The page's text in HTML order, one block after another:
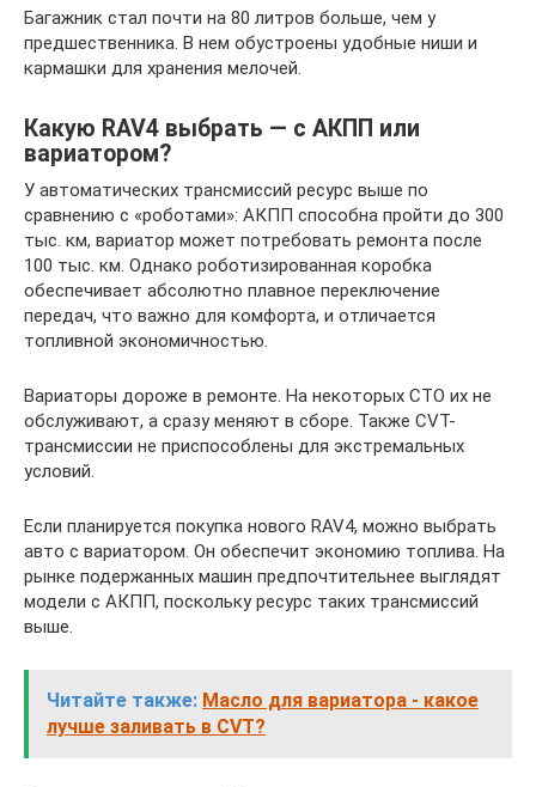
Багажник стал почти на 80 литров больше, чем у
предшественника. В нем обустроены удобные ниши и
кармашки для хранения мелочей.
Какую RAV4 выбрать — с АКПП или
вариатором?
У автоматических трансмиссий ресурс выше по
сравнению с «роботами»: АКПП способна пройти до 300
тыс. км, вариатор может потребовать ремонта после
100 тыс. км. Однако роботизированная коробка
обеспечивает абсолютно плавное переключение
передач, что важно для комфорта, и отличается
топливной экономичностью.
Вариаторы дороже в ремонте. На некоторых СТО их не
обслуживают, а сразу меняют в сборе. Также CVT-
трансмиссии не приспособлены для экстремальных
условий.
Если планируется покупка нового RAV4, можно выбрать
авто с вариатором. Он обеспечит экономию топлива. На
рынке подержанных машин предпочтительнее выглядят
модели с АКПП, поскольку ресурс таких трансмиссий
выше.
Читайте также: Масло для вариатора - какое
лучше заливать в CVT?